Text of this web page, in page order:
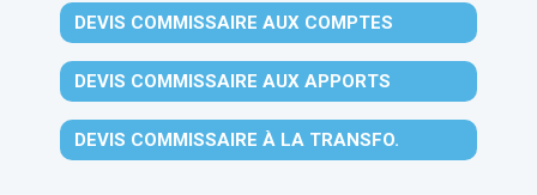
DEVIS COMMISSAIRE AUX COMPTES
DEVIS COMMISSAIRE AUX APPORTS
DEVIS COMMISSAIRE À LA TRANSFO.